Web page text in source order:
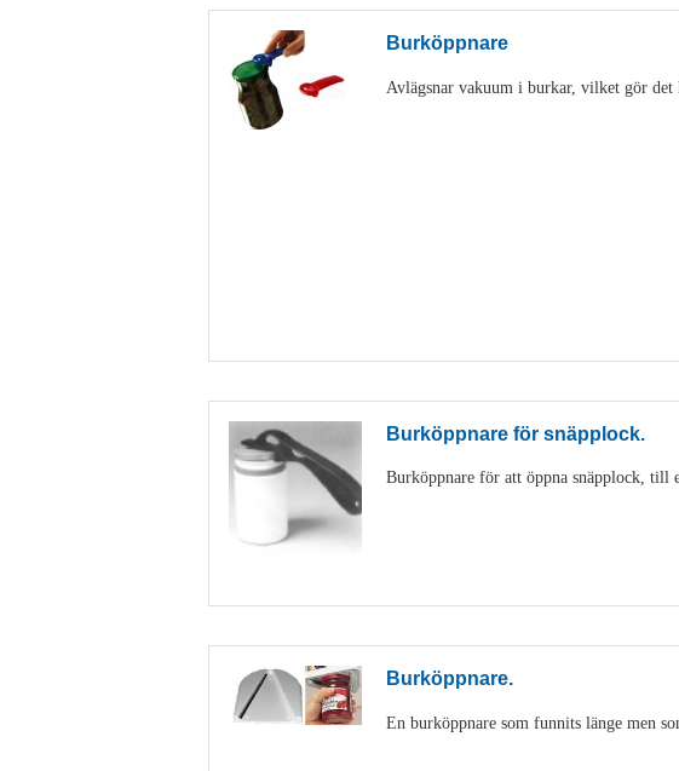
Burköppnare
Avlägsnar vakuum i burkar, vilket gör det
Burköppnare för snäpplock.
Burköppnare för att öppna snäpplock, till
Burköppnare.
En burköppnare som funnits länge men